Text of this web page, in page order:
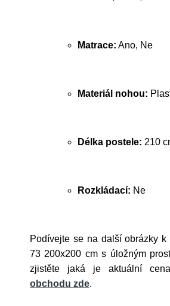
Matrace: Ano, Ne
Materiál nohou:
Délka postele: 210
Rozkládací: Ne
Podívejte se na další obrázky k
73 200x200 cm s úložným
zjistěte jaká je aktuální
obchodu zde.